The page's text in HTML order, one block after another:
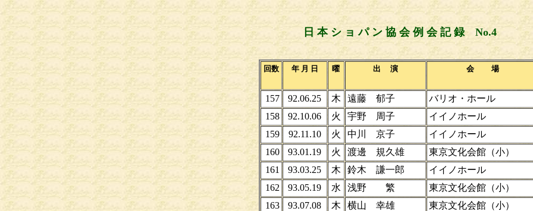
日 本 シ ョ パ ン 協 会 例 会 記 録 No.4
回数 年 月 日 曜 出 演 会 場
157 92.06.25 木 遠藤 郁子
バリオ・ホール
158
92.10.06 火 宇野 周子
イイノホール
159
92.11.10 火 中川 京子
イイノホール
160
93.01.19 火 渡邊 規久雄
東京文化会館（小）
161
93.03.25 木 鈴木 謙一郎
イイノホール
162
93.05.19 水 浅野 繁
東京文化会館（小）
163
93.07.08 木 横山 幸雄
東京文化会館（小）